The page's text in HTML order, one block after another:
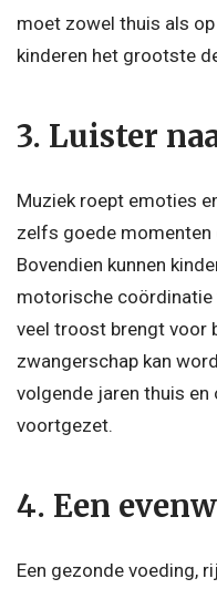
moet zowel thuis als
kinderen het grootste
3. Luister
Muziek roept emoties
zelfs goede momenten
Bovendien kunnen
motorische coördinatie
veel troost brengt voor
zwangerschap kan
volgende jaren thuis
voortgezet.
4. Een
Een gezonde voeding,